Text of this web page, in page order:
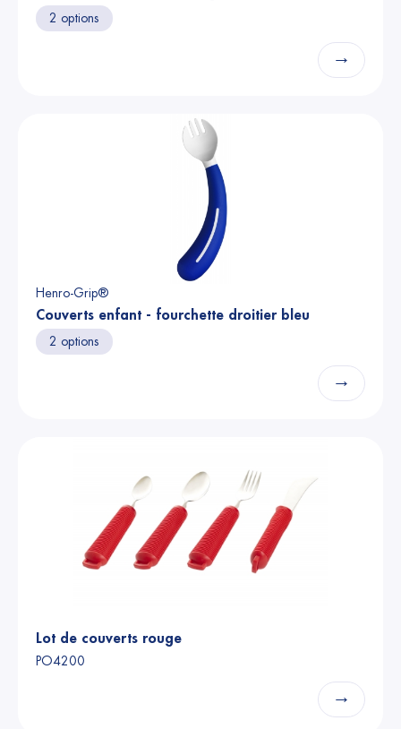
2 options
→
Henro-Grip®
Couverts enfant - fourchette droitier bleu
2 options
→
Lot de couverts rouge
PO4200
→